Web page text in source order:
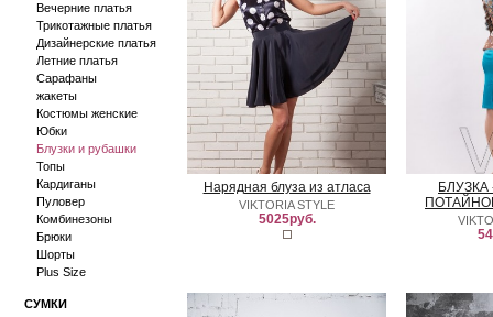
Вечерние платья
Трикотажные платья
Дизайнерские платья
Летние платья
Сарафаны
жакеты
Костюмы женские
Юбки
Блузки и рубашки
Топы
Кардиганы
Пуловер
Комбинезоны
Брюки
Шорты
Plus Size
СУМКИ
Нарядная блуза из атласа
VIKTORIA STYLE
5025руб.